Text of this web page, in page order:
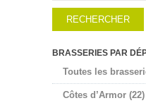
BRASSERIES PAR
Toutes les
Côtes d’Armor (22)